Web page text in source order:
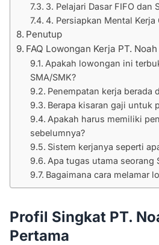
3. Pelajari Dasar FIFO dan
4. Persiapkan Mental Kerja
Penutup
FAQ Lowongan Kerja PT.
Apakah lowongan ini
SMA/SMK?
Penempatan kerja berada
Berapa kisaran gaji untuk
Apakah harus memiliki
sebelumnya?
Sistem kerjanya seperti
Apa tugas utama seorang
Bagaimana cara melamar
Profil Singkat PT.
Pertama